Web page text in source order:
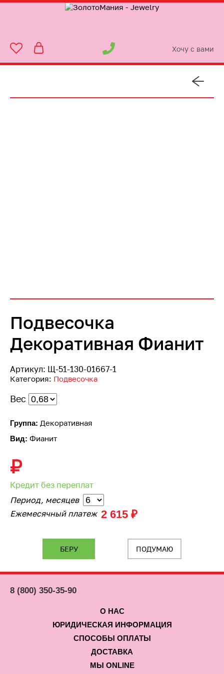
Хочу с вами
Подвесочка
Декоративная Фианит
Артикул: Щ-51-130-01667-1
Категория: Подвесочка
Вес
Группа: Декоративная
Вид: Фианит
₽
Кредит без переплат
Период, месяцев
Ежемесячный платеж 2 615 ₽
ПОДУМАЮ
8 (800) 350-35-90
О НАС
ЮРИДИЧЕСКАЯ ИНФОРМАЦИЯ
СПОСОБЫ ОПЛАТЫ
ДОСТАВКА
МЫ ONLINE